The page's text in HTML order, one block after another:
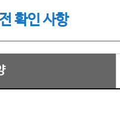
확인 사항